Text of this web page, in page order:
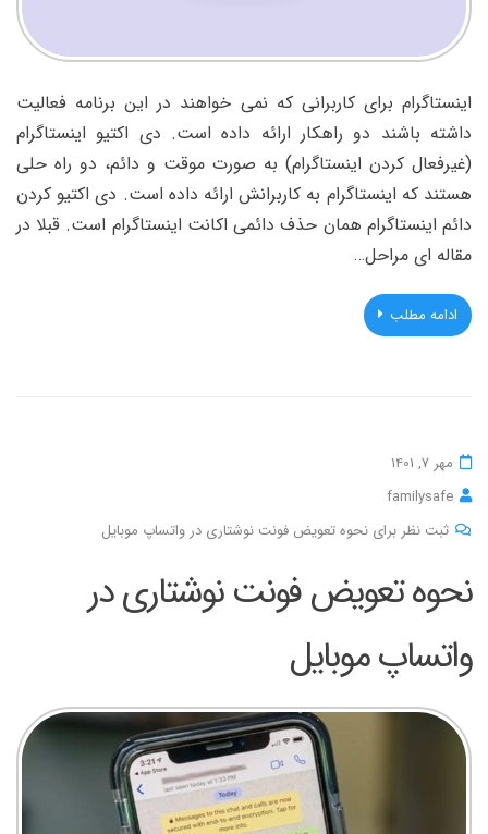
اینستاگرام برای کاربرانی که نمی خواهند در این برنامه فعالیت
داشته باشند دو راهکار ارائه داده است. دی اکتیو اینستاگرام
(غیرفعال کردن اینستاگرام) به صورت موقت و دائم، دو راه حلی
هستند که اینستاگرام به کاربرانش ارائه داده است. دی اکتیو کردن
دائم اینستاگرام همان حذف دائمی اکانت اینستاگرام است. قبلا در
مقاله ای مراحل…
ادامه مطلب
مهر 7, 1401
familysafe
ثبت نظر برای نحوه تعویض فونت نوشتاری در واتساپ موبایل
نحوه تعویض فونت نوشتاری در
واتساپ موبایل